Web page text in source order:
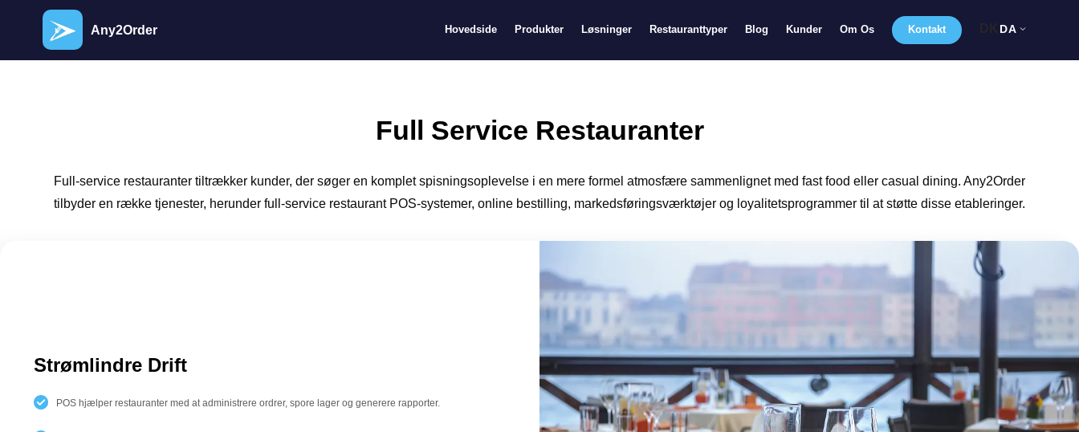
Any2Order Hovedside Produkter Løsninger Restauranttyper Blog Kunder Om Os Kontakt DA
Full Service Restauranter
Full-service restauranter tiltrækker kunder, der søger en komplet spisningsoplevelse i en mere formel atmosfære sammenlignet med fast food eller casual dining. Any2Order
tilbyder en række tjenester, herunder full-service restaurant POS-systemer, online bestilling, markedsføringsværktøjer og loyalitetsprogrammer til at støtte disse etableringer.
Strømlindre Drift
POS hjælper restauranter med at administrere ordrer, spore lager og generere rapporter.